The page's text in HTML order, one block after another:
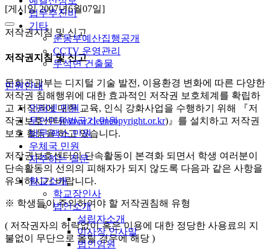
업무추진비
기타
운동부예산집행공개
CCTV 운영관리
무석면 건출물
민원안내
인터넷 민원
무인민원발급기 민원
방문/팩스 민원
우체국 민원
자주하는 질문
학교소개
학교장인사
법인소개
설립자소개
이사장 인사말
법인임원
[게시일 2007년6월07일]
저작권지침 및 신고
저작권지침 및 신고
문화관광부는 디지털 기술 발전, 이용환경 변화에 따른 다양한
저작권 침해행위에 대한 효과적인 저작권 보호체계를 확립하
고 저작권에 대한 교육, 인식 강화사업을 수행하기 위해 『저
작권보호센터(www.cleancopyright.or.kr)』를 설치하고 저작권
보호 활동을 하고 있습니다.
저작권보호센터의 단속활동이 본격화 되면서 학생 여러분이
단속활동의 선의의 피해자가 되지 않도록 다음과 같은 사항을
유의하시기 바랍니다.
※ 학생들이 주의하여야 할 저작권침해 유형
( 저작권자의 허락없이 혹은 이용에 대한 정당한 사용료의 지
불없이 무단으로 올릴 경우에 해당 )